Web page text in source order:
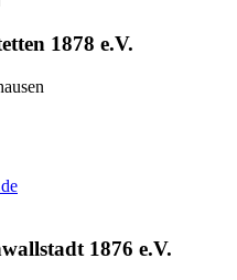
1878 e.V.
1876 e.V.